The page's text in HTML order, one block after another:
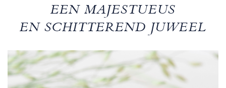
EEN MAJESTUEUS
EN SCHITTEREND JUWEEL